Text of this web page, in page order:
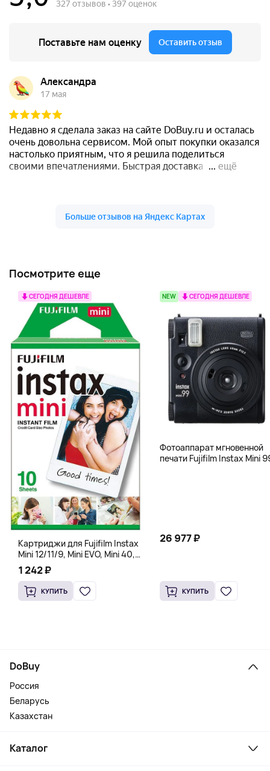
Посмотрите еще
СЕГОДНЯ ДЕШЕВЛЕ
Картриджи для Fujifilm Instax
Mini 12/11/9, Mini EVO, Mini 40,
Mini Liplay, Mini Link, Mini 90
instant, 10 штук
1 242 ₽
КУПИТЬ
NEW СЕГОДНЯ ДЕШЕВЛЕ
Фотоаппарат мгновенной
печати Fujifilm Instax Mini
26 977 ₽
КУПИТЬ
DoBuy
Россия
Беларусь
Казахстан
Каталог